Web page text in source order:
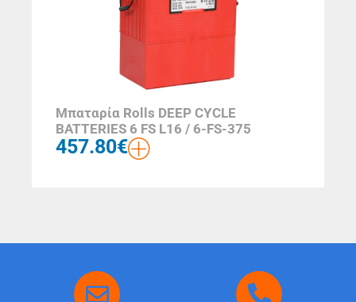
Μπαταρία Rolls DEEP CYCLE
BATTERIES 6 FS L16 / 6-FS-375
457.80€